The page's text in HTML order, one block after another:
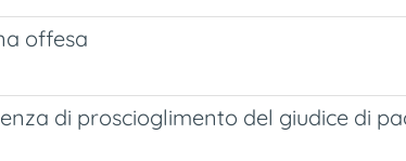
offesa
di proscioglimento del giudice di